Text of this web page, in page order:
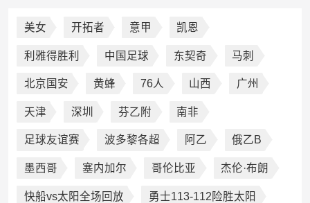
美女 开拓者 意甲 凯恩
利雅得胜利 中国足球 东契奇 马刺
北京国安 黄蜂 76人 山西 广州
天津 深圳 芬乙附 南非
足球友谊赛 波多黎各超 阿乙 俄乙B
墨西哥 塞内加尔 哥伦比亚 杰伦·布朗
快船vs太阳全场回放 勇士113-112险胜太阳